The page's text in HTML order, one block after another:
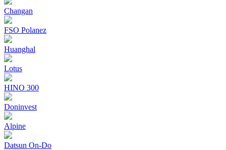
Changan
FSO Polanez
Huanghal
Lotus
HINO 300
Doninvest
Alpine
Datsun On-Do